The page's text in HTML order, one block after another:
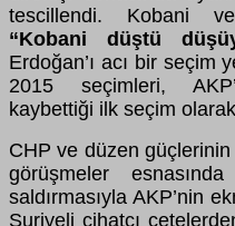
tescillendi. Kobani
“Kobani düştü
Erdoğan’ı acı bir seçim
2015 seçimleri,
kaybettiği ilk seçim
CHP ve düzen
görüşmeler
saldırmasıyla AKP’nin
Suriyeli cihatçı